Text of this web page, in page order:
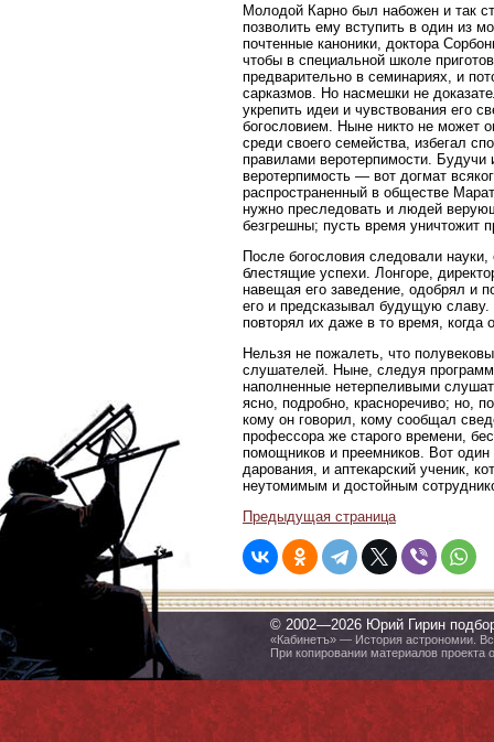
Молодой Карно был набожен и так
позволить ему вступить в один из
почтенные каноники, доктора
чтобы в специальной школе
предварительно в семинариях, и
сарказмов. Но насмешки не
укрепить идеи и чувствования его
богословием. Ныне никто не может
среди своего семейства, избегал
правилами веротерпимости. Будучи
веротерпимость — вот догмат
распространенный в обществе
нужно преследовать и людей
безгрешны; пусть время уничтожит
После богословия следовали
блестящие успехи. Лонгоре,
навещая его заведение, одобрял и
его и предсказывал будущую славу.
повторял их даже в то время, когда
Нельзя не пожалеть, что
слушателей. Ныне, следуя
наполненные нетерпеливыми
ясно, подробно, красноречиво; но,
кому он говорил, кому сообщал
профессора же старого времени,
помощников и преемников. Вот один
дарования, и аптекарский ученик,
неутомимым и достойным
Предыдущая страница
© 2002—2026 Юрий Гирин
«Кабинетъ» — История астрономии.
При копировании материалов проекта